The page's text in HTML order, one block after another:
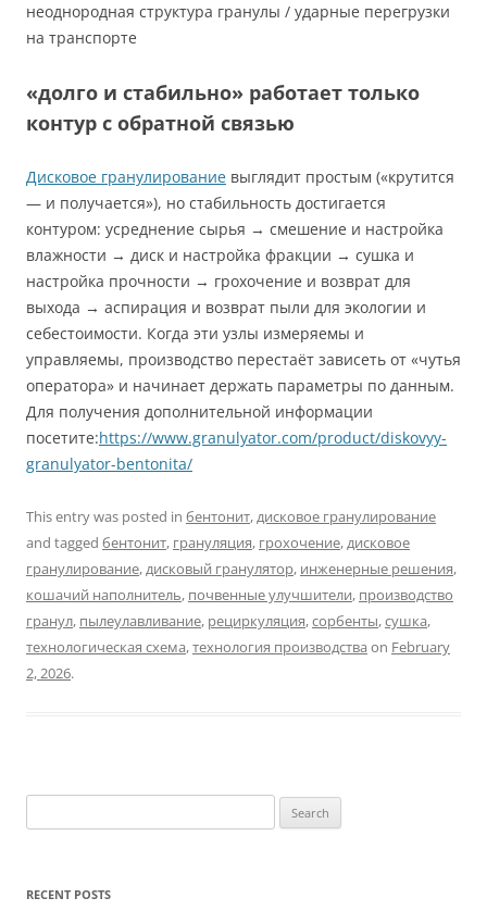
неоднородная структура гранулы / ударные перегрузки
на транспорте
«долго и стабильно» работает только
контур с обратной связью
Дисковое гранулирование выглядит простым («крутится
— и получается»), но стабильность достигается
контуром: усреднение сырья → смешение и настройка
влажности → диск и настройка фракции → сушка и
настройка прочности → грохочение и возврат для
выхода → аспирация и возврат пыли для экологии и
себестоимости. Когда эти узлы измеряемы и
управляемы, производство перестаёт зависеть от «чутья
оператора» и начинает держать параметры по данным.
Для получения дополнительной информации
посетите:https://www.granulyator.com/product/diskovyy-
granulyator-bentonita/
This entry was posted in бентонит,дисковое гранулирование
and tagged бентонит, грануляция, грохочение,дисковое
гранулирование,дисковый гранулятор, инженерные решения,
кошачий наполнитель, почвенные улучшители, производство
гранул, пылеулавливание, рециркуляция,сорбенты,сушка,
технологическая схема,технология производства on February
2, 2026.
for:
RECENT POSTS